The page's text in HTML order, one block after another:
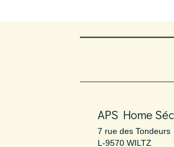
APS Home
7 rue des Tondeurs
L-9570 WILTZ